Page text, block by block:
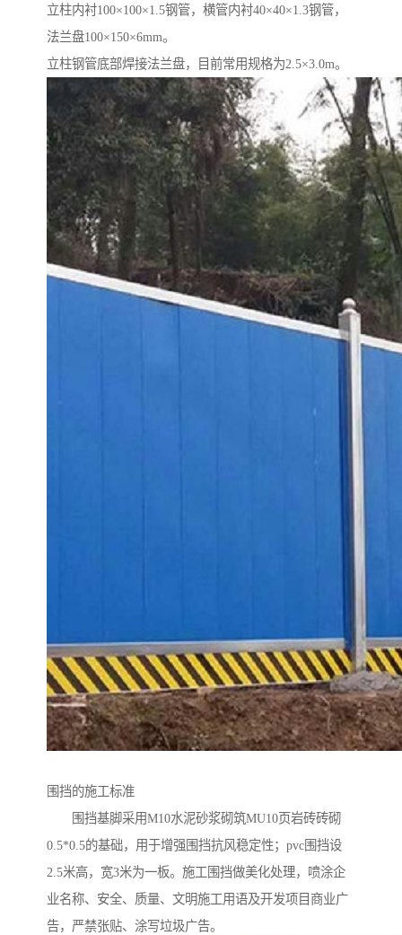
立柱内衬100×100×1.5钢管，横管内衬40×40×1.3钢管，
法兰盘100×150×6mm。
立柱钢管底部焊接法兰盘，目前常用规格为2.5×3.0m。
围挡的施工标准
围挡基脚采用M10水泥砂浆砌筑MU10页岩砖砖砌
0.5*0.5的基础，用于增强围挡抗风稳定性；pvc围挡设
2.5米高，宽3米为一板。施工围挡做美化处理，喷涂企
业名称、安全、质量、文明施工用语及开发项目商业广
告，严禁张贴、涂写垃圾广告。